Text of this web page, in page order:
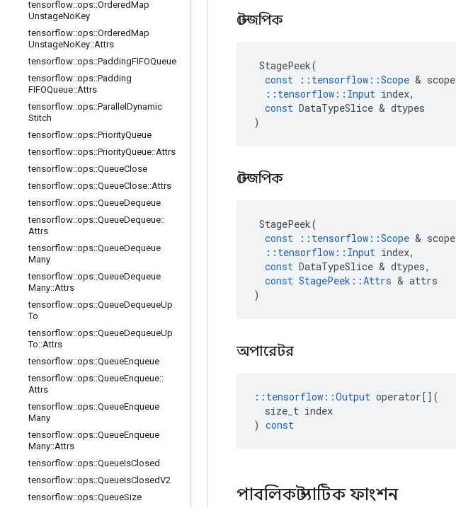
tensorflow::ops::OrderedMap
UnstageNoKey
tensorflow::ops::OrderedMap
UnstageNoKey::Attrs
tensorflow::ops::PaddingFIFOQueue
tensorflow::ops::Padding
FIFOQueue::Attrs
tensorflow::ops::Parallel Dynamic
Stitch
tensorflow::ops::PriorityQueue
tensorflow::ops::PriorityQueue::Attrs
tensorflow::ops::QueueClose
tensorflow::ops::QueueClose::Attrs
tensorflow::ops::QueueDequeue
tensorflow::ops::QueueDequeue::
Attrs
tensorflow::ops::QueueDequeue
Many
tensorflow::ops::QueueDequeue
Many::Attrs
tensorflow::ops::QueueDequeueUp
To
tensorflow::ops::QueueDequeueUp
To::Attrs
tensorflow::ops::QueueEnqueue
tensorflow::ops::QueueEnqueue::
Attrs
tensorflow::ops::QueueEnqueue
Many
tensorflow::ops::QueueEnqueue
Many::Attrs
tensorflow::ops::QueueIsClosed
tensorflow::ops::QueueIsClosedV2
tensorflow::ops::QueueSize
স্টেজপিক
StagePeek(
const
:: tensorflow ::Scope & scope
:: tensorflow :: Input index,
const DataTypeSlice & dtypes
)
স্টেজপিক
StagePeek(
const
:: tensorflow ::Scope & scope
:: tensorflow :: Input index,
const DataTypeSlice & dtypes,
const StagePeek ::Attrs & attrs
)
অপারেটর
:: tensorflow ::Output operator[](
size_t index
) const
পাবলিক স্ট্যাটিক ফাংশন